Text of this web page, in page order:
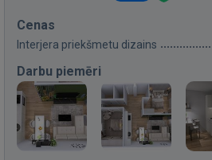
Cenas
Interjera priekšmetu dizains
Darbu piemēri